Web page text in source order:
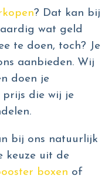
? Dat kan bij
wat geld
te doen, toch? Je
aanbieden. Wij
doen je
prijs die wij je
bij ons natuurlijk
keuze uit de
boxen of